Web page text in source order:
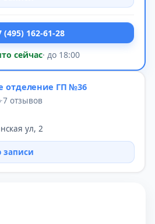
(495) 162-61-28
сейчас· до 18:00
отделение ГП №36
·7 отзывов
ул, 2
записи